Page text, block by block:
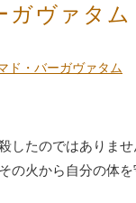
ガヴァタ
ド・バーガヴァタム
したのではありま
の火から自分の体